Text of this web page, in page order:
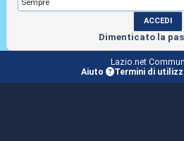
Dimenticato la
Lazio.net
Aiuto
Termini di